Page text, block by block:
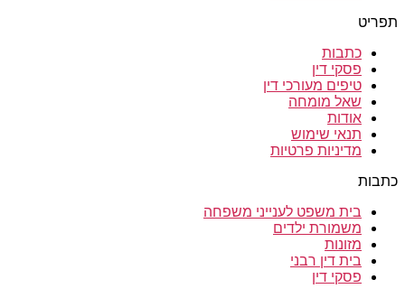
תפריט
כתבות
פסקי דין
טיפים מעורכי דין
שאל מומחה
אודות
תנאי שימוש
מדיניות פרטיות
כתבות
בית משפט לענייני משפחה
משמורת ילדים
מזונות
בית דין רבני
פסקי דין